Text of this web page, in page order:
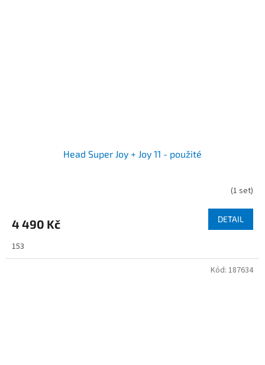
Head Super Joy + Joy 11 - použité
(1 set)
4 490 Kč DETAIL
153
Kód: 187634